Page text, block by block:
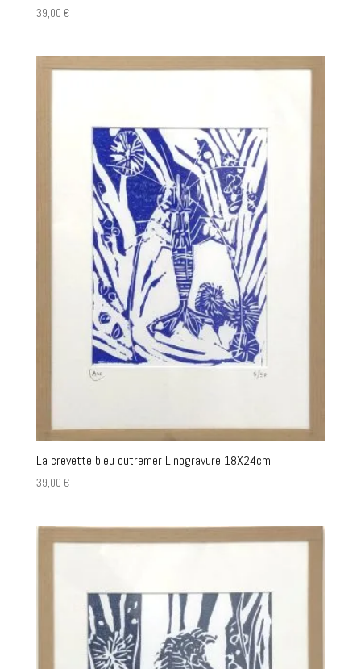
39,00 €
La crevette bleu outremer Linogravure 18X24cm
39,00 €